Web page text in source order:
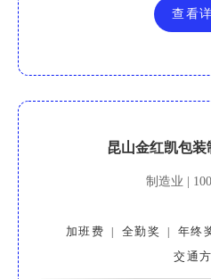
查看
昆山金红凯包装
制造业 |
加班费 全勤奖 年终
交通